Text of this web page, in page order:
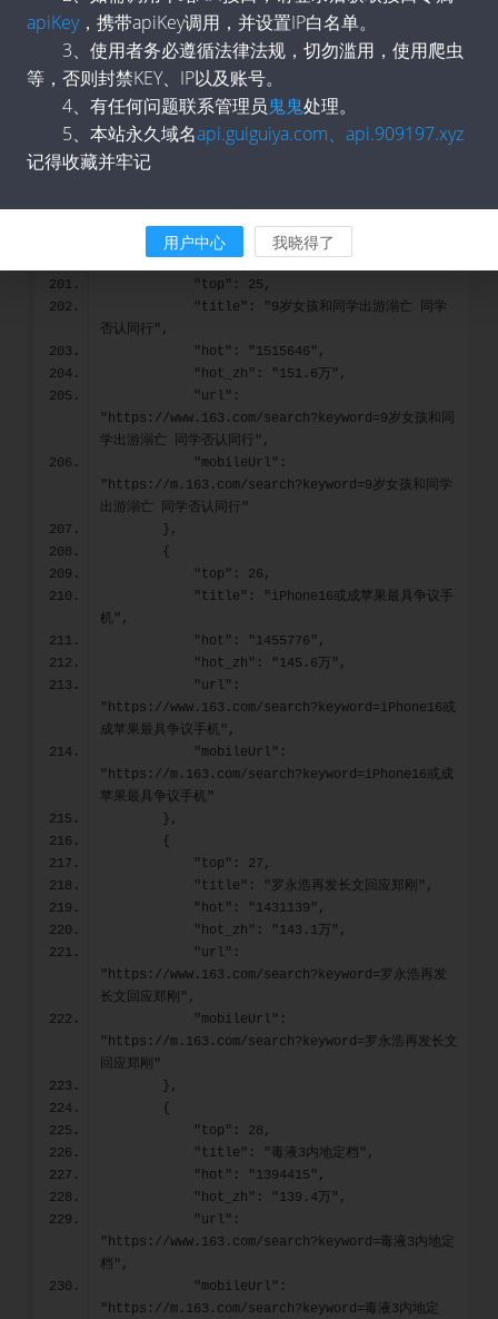
            "title": "深圳华强回应跌停：不清楚原
因",
            "hot": "1583132",
            "hot_zh": "158.3万",
            "url":
"https://www.163.com/search?keyword=深圳华强回
应跌停：不清楚原因",
            "mobileUrl":
        },
            "top": 25,
否认同行",
            "hot": "1515646",
            "hot_zh": "151.6万",
"https://www.163.com/search?keyword=9岁女孩和同
学出游溺亡 同学否认同行",
"https://m.163.com/search?keyword=9岁女孩和同学
出游溺亡 同学否认同行"
        },
        {
            "top": 26,
机",
            "hot": "1455776",
            "hot_zh": "145.6万",
"https://www.163.com/search?keyword=iPhone16或
成苹果最具争议手机",
"https://m.163.com/search?keyword=iPhone16或成
苹果最具争议手机"
        },
        {
            "top": 27,
            "title": "罗永浩再发长文回应郑刚",
            "hot": "1431139",
            "hot_zh": "143.1万",
"https://www.163.com/search?keyword=罗永浩再发
长文回应郑刚",
"https://m.163.com/search?keyword=罗永浩再发长文
回应郑刚"
        },
        {
            "top": 28,
            "title": "毒液3内地定档",
            "hot": "1394415",
            "hot_zh": "139.4万",
"https://www.163.com/search?keyword=毒液3内地定
档",
"https://m.163.com/search?keyword=毒液3内地定
apiKey，携带apiKey调用，并设置IP白名单。
3、使用者务必遵循法律法规，切勿滥用，使用爬虫
等，否则封禁KEY、IP以及账号。
4、有任何问题联系管理员鬼鬼处理。
5、本站永久域名api.guiguiya.com、api.909197.xyz
记得收藏并牢记
用户中心 我晓得了